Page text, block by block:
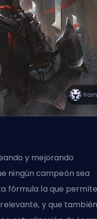
y mejorando
ningún campeón sea
fórmula la que permite
y que también